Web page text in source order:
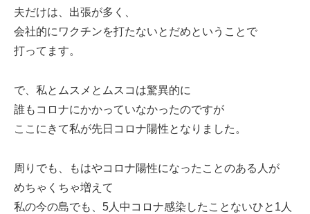
夫だけは、出張が多く、
会社的にワクチンを打たないとだめということで
打ってます。
で、私とムスメとムスコは驚異的に
誰もコロナにかかっていなかったのですが
ここにきて私が先日コロナ陽性となりました。
周りでも、もはやコロナ陽性になったことのある人が
めちゃくちゃ増えて
私の今の島でも、5人中コロナ感染したことないひと1人